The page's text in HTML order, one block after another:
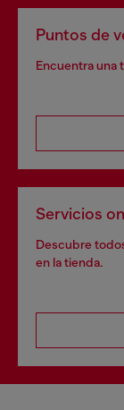
Puntos de
Encuentra una
Servicios
Descubre
en la tienda.